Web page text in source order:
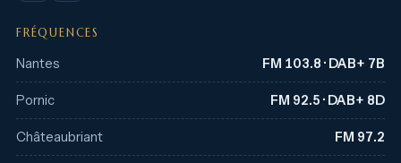
FRÉQUENCES
Nantes FM 103.8 · DAB+ 7B
Pornic FM 92.5 · DAB+ 8D
Châteaubriant FM 97.2